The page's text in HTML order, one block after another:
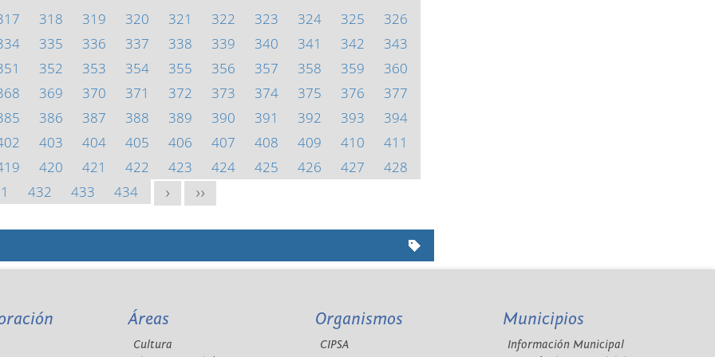
318 319 320 321 322 323 324 325
326
335 336 337 338 339 340 341 342
343
352 353 354 355 356 357 358 359
360
369 370 371 372 373 374 375 376
377
386 387 388 389 390 391 392 393
394
403 404 405 406 407 408 409 410
411
420 421 422 423 424 425 426 427
428
432 433 434 > >>
Áreas
Cultura
Organismos
CIPSA
Municipios
Información Municipal